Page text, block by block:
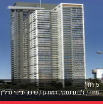
5 חד'
מידי / ז'בוטינסקי, רמת גן / שיכון ובינוי נדל"ן